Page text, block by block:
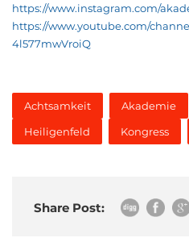
https://www.instagram.com/
https://www.youtube.com/
4l577mwVroiQ
Achtsamkeit Akademie
Heiligenfeld
Kongress
Share Post: